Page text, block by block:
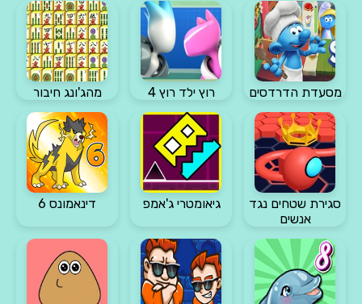
מסעדת הדרדסים רוץ ילד רוץ 4 מהג'ונג חיבור
סגירת שטחים נגד
אנשים
גיאומטרי ג'אמפ דינאמונס 6